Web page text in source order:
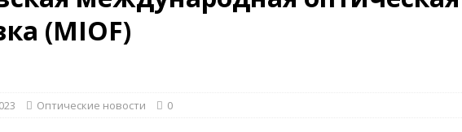
(MIOF)
Оптические новости 0